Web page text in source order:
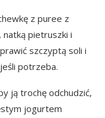
z puree z
natką pietruszki i
szczyptą soli i
potrzeba.
ją trochę odchudzić,
jogurtem